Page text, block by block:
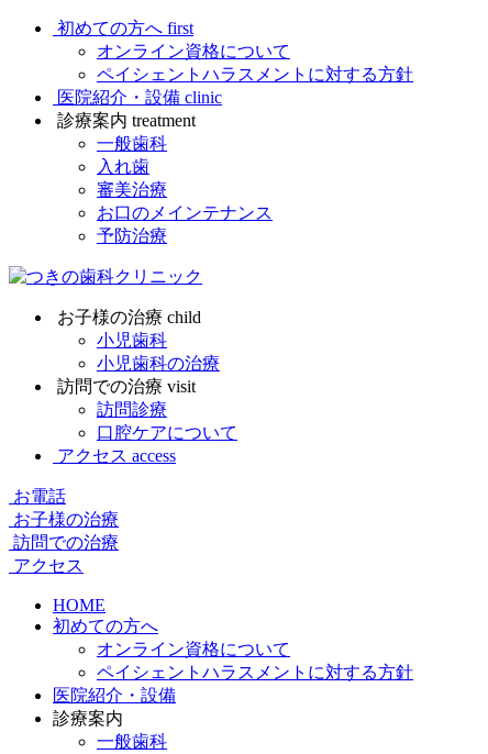
初めての方へ first
オンライン資格について
ペイシェントハラスメントに対する方針
医院紹介・設備 clinic
診療案内 treatment
一般歯科
入れ歯
審美治療
お口のメインテナンス
予防治療
お子様の治療 child
小児歯科
小児歯科の治療
訪問での治療 visit
訪問診療
口腔ケアについて
アクセス access
お電話
お子様の治療
訪問での治療
アクセス
HOME
初めての方へ
オンライン資格について
ペイシェントハラスメントに対する方針
医院紹介・設備
診療案内
一般歯科